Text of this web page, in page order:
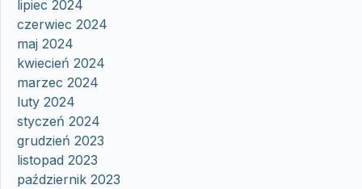
lipiec 2024
czerwiec 2024
maj 2024
kwiecień 2024
marzec 2024
luty 2024
styczeń 2024
grudzień 2023
listopad 2023
październik 2023